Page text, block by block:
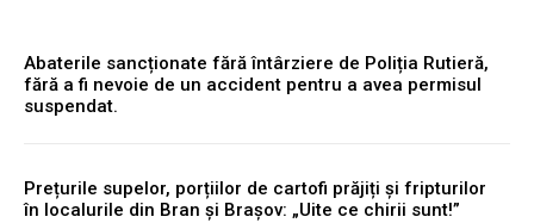
Abaterile sancționate fără întârziere de Poliția Rutieră,
fără a fi nevoie de un accident pentru a avea permisul
suspendat.
Prețurile supelor, porțiilor de cartofi prăjiți și fripturilor
în localurile din Bran și Brașov: „Uite ce chirii sunt!”